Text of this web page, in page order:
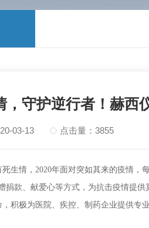
，守护逆行者！赫西
03-13 点击量：3855
死生情 ，2020年面对突如其来的疫情，
捐款、献爱心等方式，为抗击疫情提供
，积极为医院、疾控、制药企业提供专